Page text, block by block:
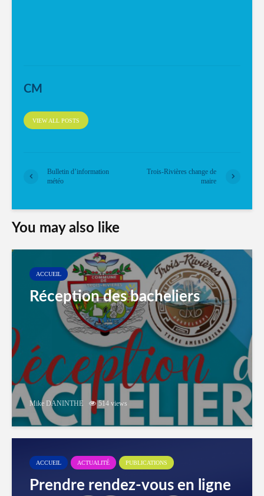
CM
VIEW ALL POSTS
Bulletin d’information
météo
Trois-Rivières change de
maire
You may also like
ACCUEIL
Réception des bacheliers
Mike DANINTHE 514 views
ACCUEIL ACTUALITÉ PUBLICATIONS
Prendre rendez-vous en ligne